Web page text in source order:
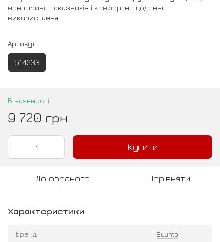
моніторинг показників і комфортне щоденне
використання.
Артикул
614233
В наявності
9 720 грн
Купити
До обраного Порівняти
Характеристики
Бренд Suunto